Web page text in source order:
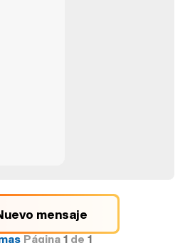
mensaje
Página1de1